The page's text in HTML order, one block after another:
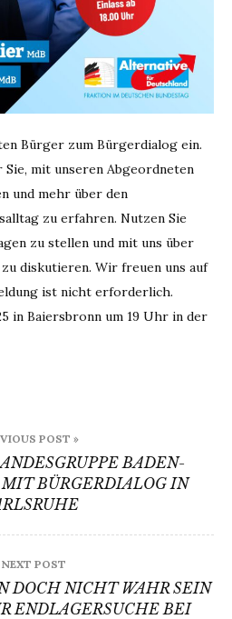
Bürger zum Bürgerdialog ein.
mit unseren Abgeordneten
und mehr über den
zu erfahren. Nutzen Sie
zu stellen und mit uns über
diskutieren. Wir freuen uns auf
ist nicht erforderlich.
in Baiersbronn um 19 Uhr in der
POST »
BADEN-
BÜRGERDIALOG IN
NEXT POST
DOCH NICHT WAHR SEIN
ENDLAGERSUCHE BEI